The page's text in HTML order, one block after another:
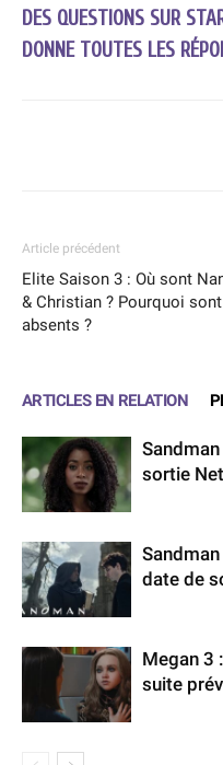
DES QUESTIONS SUR
DONNE TOUTES LES
Article précédent
Elite Saison 3 : Où sont
& Christian ? Pourquoi
absents ?
ARTICLES EN RELATION
sortie
date de
Megan 3
suite